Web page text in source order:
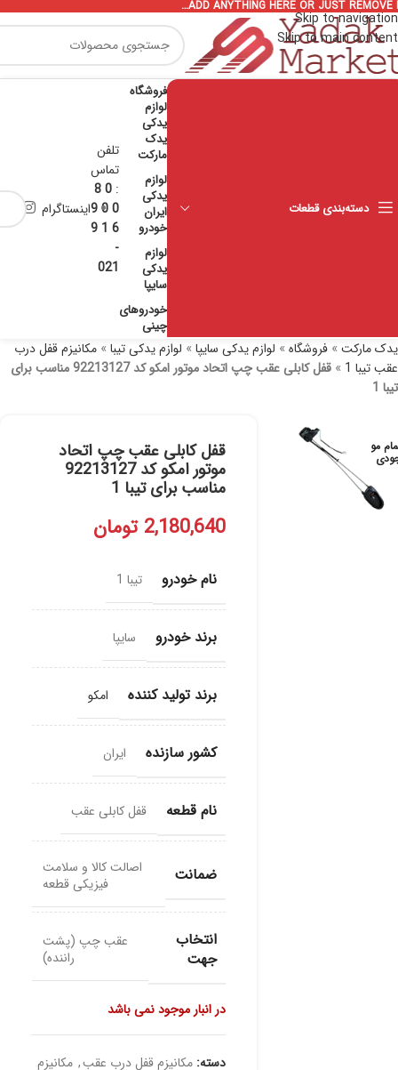
Skip to navigation
Skip to main content
ADD ANYTHING HERE OR JUST REMOVE
دسته‌بندی قطعات
فروشگاه
لوازم
یدکی
یدک
مارکت
لوازم
یدکی
ایران
خودرو
لوازم
یدکی
سایپا
خودروهای
چینی
تلفن
تماس
:
0 8
0 0 9
6 1 9
-
021
اینستاگرام
یدک مارکت» فروشگاه» لوازم یدکی سایپا» لوازم یدکی تیبا» مکانیزم قفل درب
عقب تیبا 1
»
قفل کابلی عقب چپ اتحاد موتور امکو کد 92213127 مناسب برای
تیبا 1
مو قفل کابلی عقب چپ اتحاد
موتور امکو کد 92213127
مناسب برای تیبا 1
2,180,640 تومان
نام خودرو تیبا 1
برند خودرو سایپا
برند تولید کننده امکو
کشور سازنده ایران
نام قطعه قفل کابلی عقب
ضمانت
اصالت کالا و سلامت
فیزیکی قطعه
انتخاب
جهت
عقب چپ (پشت
راننده)
در انبار موجود نمی باشد
دسته: مکانیزم قفل درب عقب, مکانیزم